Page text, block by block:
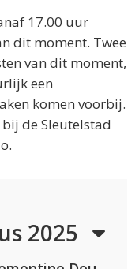
17.00 uur
dit moment. Twee
van dit moment,
een
komen voorbij.
de Sleutelstad
2025